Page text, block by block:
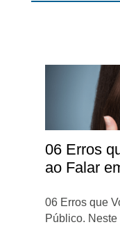
06 Erros
ao Falar
06 Erros que
Público.